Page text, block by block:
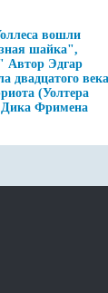
вошли
шайка",
Автор Эдгар
двадцатого века
(Уолтера
Дика Фримена